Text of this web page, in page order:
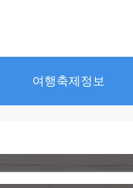
여행축제정보